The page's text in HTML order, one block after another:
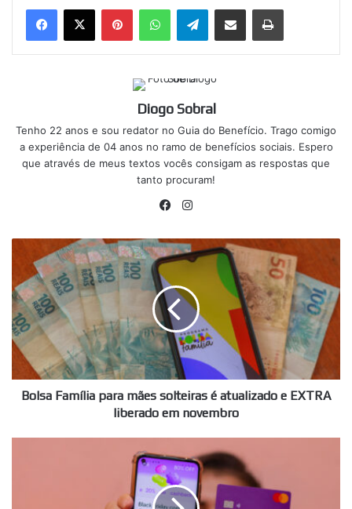
PinterestWhatsAppTelegramCompartilhar via e-mail Imprimir
Diogo Sobral
Tenho 22 anos e sou redator no Guia do Benefício. Trago comigo
a experiência de 04 anos no ramo de benefícios sociais. Espero
que através de meus textos vocês consigam as respostas que
tanto procuram!
Facebook
Família
para
mães
solteiras
é
atualizado
EXTRA
liberado
Bolsa Família para mães solteiras é atualizado e EXTRA
liberado em novembro